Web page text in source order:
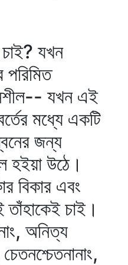
যখন
পরিমিত
যখন এই
মধ্যে একটি
জন্য
হইয়া উঠে।
বিকার এবং
চাই।
অনিত্য